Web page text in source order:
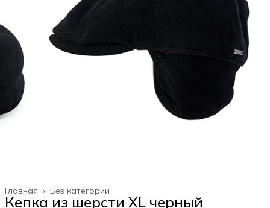
Без категории
Главная ›
Кепка из шерсти XL черный